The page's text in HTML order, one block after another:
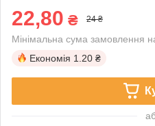
22,80 ₴ 24 ₴
Мінімальна сума замовлення
Економія 1.20 ₴